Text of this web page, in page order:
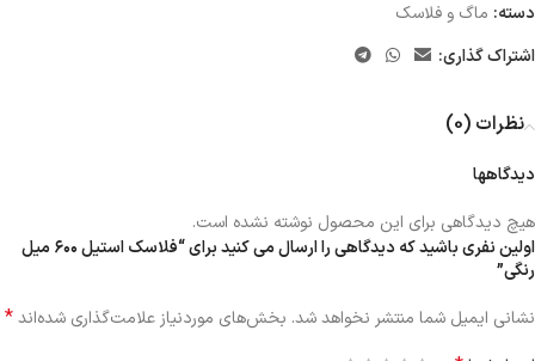
دسته: ماگ و فلاسک
اشتراک گذاری:
نظرات (0)
دیدگاهها
هیچ دیدگاهی برای این محصول نوشته نشده است.
اولین نفری باشید که دیدگاهی را ارسال می کنید برای “فلاسک استیل ۶۰۰ میل
رنگی”
نشانی ایمیل شما منتشر نخواهد شد. بخش‌های موردنیاز علامت‌گذاری شده‌اند*